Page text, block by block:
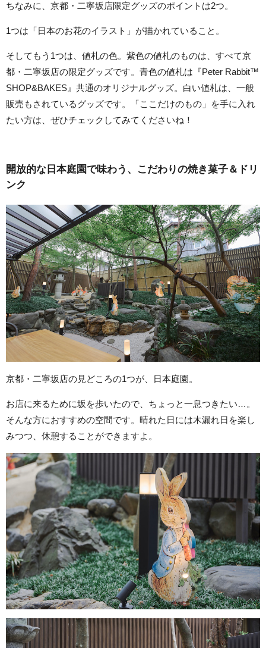
ちなみに、京都・二寧坂店限定グッズのポイントは2つ。
1つは「日本のお花のイラスト」が描かれていること。
そしてもう1つは、値札の色。紫色の値札のものは、すべて京
都・二寧坂店の限定グッズです。青色の値札は『Peter Rabbit™
SHOP&BAKES』共通のオリジナルグッズ。白い値札は、一般
販売もされているグッズです。「ここだけのもの」を手に入れ
たい方は、ぜひチェックしてみてくださいね！
開放的な日本庭園で味わう、こだわりの焼き菓子＆ドリ
ンク
京都・二寧坂店の見どころの1つが、日本庭園。
お店に来るために坂を歩いたので、ちょっと一息つきたい…。
そんな方におすすめの空間です。晴れた日には木漏れ日を楽し
みつつ、休憩することができますよ。